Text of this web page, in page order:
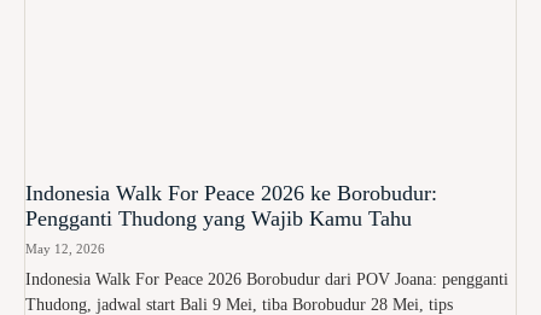
Indonesia Walk For Peace 2026 ke Borobudur:
Pengganti Thudong yang Wajib Kamu Tahu
May 12, 2026
Indonesia Walk For Peace 2026 Borobudur dari POV Joana: pengganti
Thudong, jadwal start Bali 9 Mei, tiba Borobudur 28 Mei, tips